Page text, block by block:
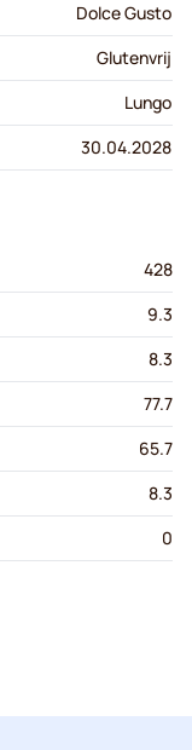
Dolce Gusto
Glutenvrij
Lungo
30.04.2028
428
9.3
8.3
77.7
65.7
8.3
0